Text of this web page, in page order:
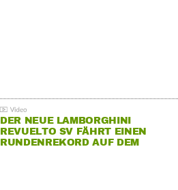
DER NEUE LAMBORGHINI
REVUELTO SV FÄHRT EINEN
RUNDENREKORD AUF DEM